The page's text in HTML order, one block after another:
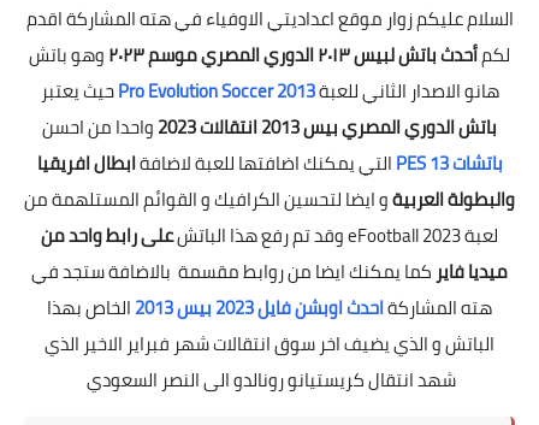
السلام عليكم زوار موقع اعداديتي الاوفياء في هته المشاركة اقدم
لكمأحدث باتش لبيس ٢٠١٣ الدوري المصري موسم ٢٠٢٣
وهو باتش
هانو الاصدار الثاني للعبةPro Evolution Soccer 2013حيث يعتبر
باتش الدوري المصري بيس 2013 انتقالات 2023
واحدا من احسن
باتشات PES 13
التي يمكنك اضافتها للعبة لاضافةابطال افريقيا
والبطولة العربيةو ايضا لتحسين الكرافيك و القوائم المستلهمة من
لعبة eFootball 2023 وقد تم رفع هذا الباتش
على رابط واحد من
ميديا فايركما يمكنك ايضا من روابط مقسمة بالاضافة ستجد في
هته المشاركةاحدث اوبشن فايل 2023 بيس 2013
الخاص بهذا
الباتش و الذي يضيف اخر سوق انتقالات شهر فبراير الاخير الذي
شهد انتقال كريستيانو رونالدو الى النصر السعودي